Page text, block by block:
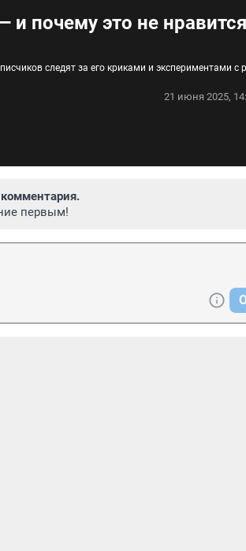
и почему это не нравится
следят за его криками и экспериментами с
21 июня 2025,
первым!